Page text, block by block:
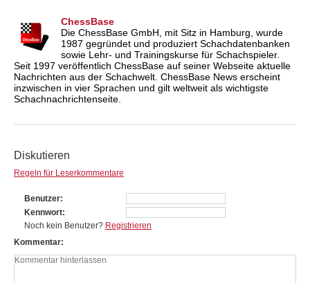
ChessBase
Die ChessBase GmbH, mit Sitz in Hamburg, wurde
1987 gegründet und produziert Schachdatenbanken
sowie Lehr- und Trainingskurse für Schachspieler.
Seit 1997 veröffentlich ChessBase auf seiner Webseite aktuelle
Nachrichten aus der Schachwelt. ChessBase News erscheint
inzwischen in vier Sprachen und gilt weltweit als wichtigste
Schachnachrichtenseite.
Diskutieren
Regeln für Leserkommentare
Benutzer
Kennwort
Noch kein Benutzer? Registrieren
Kommentar